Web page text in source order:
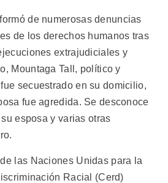
de numerosas denuncias
de los derechos humanos tras
extrajudiciales y
Mountaga Tall, político y
secuestrado en su domicilio,
fue agredida. Se desconoce
esposa y varias otras
las Naciones Unidas para la
Racial (Cerd)